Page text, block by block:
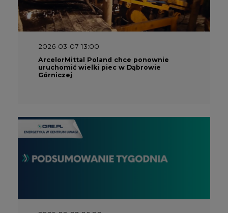
2026-03-07 13:00
ArcelorMittal Poland chce ponownie
uruchomić wielki piec w Dąbrowie
Górniczej